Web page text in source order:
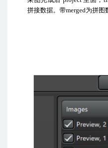
拼接数据。带merged为拼图